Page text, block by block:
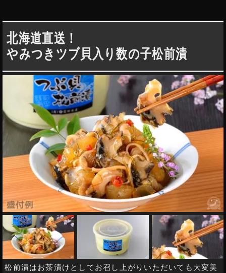
北海道直送！
やみつきツブ貝入り数の子松前漬
松前漬はお茶漬けとしてお召し上がりいただいても大変美